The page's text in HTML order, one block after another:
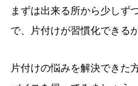
まずは出来る所から少しず
で、片付けが習慣化できる
片付けの悩みを解決できた